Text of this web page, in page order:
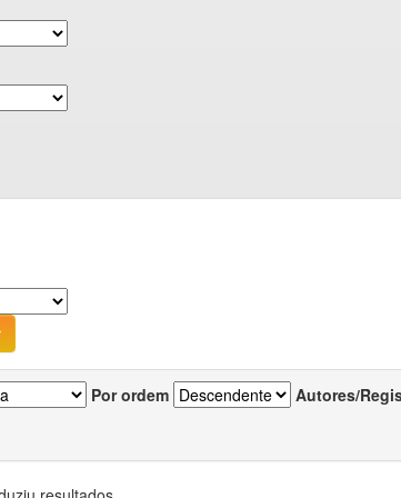
Por ordem Autores/